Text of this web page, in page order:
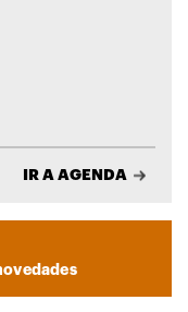
IR A AGENDA